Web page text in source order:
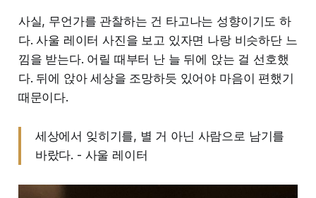
사실, 무언가를 관찰하는 건 타고나는 성향이기도 하
다. 사울 레이터 사진을 보고 있자면 나랑 비슷하단 느
낌을 받는다. 어릴 때부터 난 늘 뒤에 앉는 걸 선호했
다. 뒤에 앉아 세상을 조망하듯 있어야 마음이 편했기
때문이다.
세상에서 잊히기를, 별 거 아닌 사람으로 남기를
바랐다. - 사울 레이터